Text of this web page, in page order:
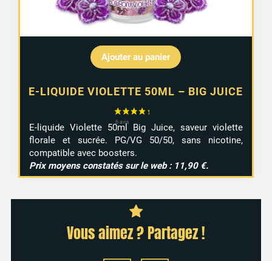
Ajouter au panier
E-LIQUIDE VIOLETTE 50ML – BIG JUICE
E-liquide Violette 50ml Big Juice, saveur violette
florale et sucrée. PG/VG 50/50, sans nicotine,
compatible avec boosters.
Prix moyens constatés sur le web : 11,90 €.
Vous aimez ? Partagez !